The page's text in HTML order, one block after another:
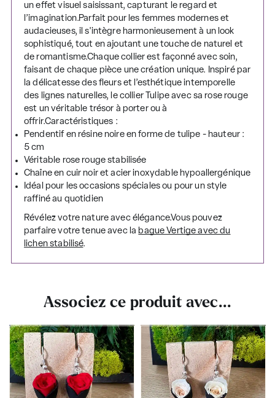
un effet visuel saisissant, capturant le regard et
l’imagination.Parfait pour les femmes modernes et
audacieuses, il s'intègre harmonieusement à un look
sophistiqué, tout en ajoutant une touche de naturel et
de romantisme.Chaque collier est façonné avec soin,
faisant de chaque pièce une création unique. Inspiré par
la délicatesse des fleurs et l’esthétique intemporelle
des lignes naturelles, le collier Tulipe avec sa rose rouge
est un véritable trésor à porter ou à
offrir.Caractéristiques :
Pendentif en résine noire en forme de tulipe - hauteur :
5 cm
Véritable rose rouge stabilisée
Chaîne en cuir noir et acier inoxydable hypoallergénique
Idéal pour les occasions spéciales ou pour un style
raffiné au quotidien
Révélez votre nature avec élégance.Vous pouvez
parfaire votre tenue avec la bague Vertige avec du
lichen stabilisé.
Associez ce produit avec...